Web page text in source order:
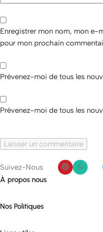
Enregistrer mon nom, mon e-
pour mon prochain
Prévenez-moi de tous les
Prévenez-moi de tous les
Suivez-Nous
À propos nous
Nos Politiques